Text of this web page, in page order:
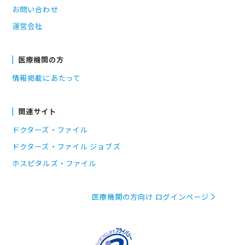
お問い合わせ
運営会社
医療機関の方
情報掲載にあたって
関連サイト
ドクターズ・ファイル
ドクターズ・ファイル ジョブズ
ホスピタルズ・ファイル
医療機関の方向け ログインページ